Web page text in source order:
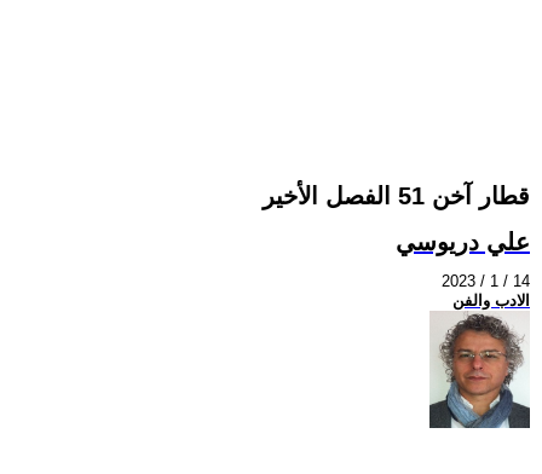
قطار آخن 51 الفصل الأخير
علي دريوسي
2023 / 1 / 14
الادب والفن